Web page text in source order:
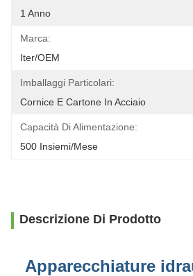
1 Anno
Marca:
Iter/OEM
Imballaggi Particolari:
Cornice E Cartone In Acciaio
Capacità Di Alimentazione:
500 Insiemi/mese
Descrizione Di Prodotto
Apparecchiature